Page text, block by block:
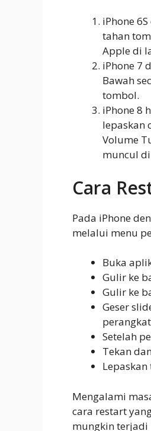
iPhone
tahan
Apple di
iPhone 7
Bawah
tombol.
iPhone 8
lepaskan
Volume
muncul
Cara
Pada iPhone
melalui menu
Buka
Gulir ke
Gulir ke
Geser
Setelah
Tekan
Mengalami
cara restart
mungkin terjadi